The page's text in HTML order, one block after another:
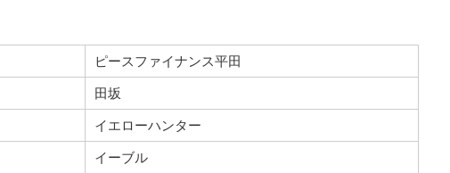
ピースファイナンス平田
田坂
イエローハンター
イーブル